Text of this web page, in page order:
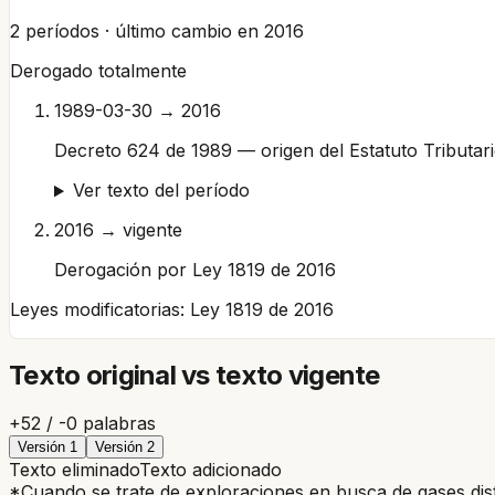
2 períodos · último cambio en 2016
Derogado totalmente
1989-03-30 → 2016
Decreto 624 de 1989 — origen del Estatuto
Ver texto del período
2016 → vigente
Derogación por Ley 1819 de 2016
Leyes modificatorias: Ley 1819 de 2016
Texto original vs texto vigente
+52 / -0 palabras
Versión 1 Versión 2
Texto eliminadoTexto adicionado